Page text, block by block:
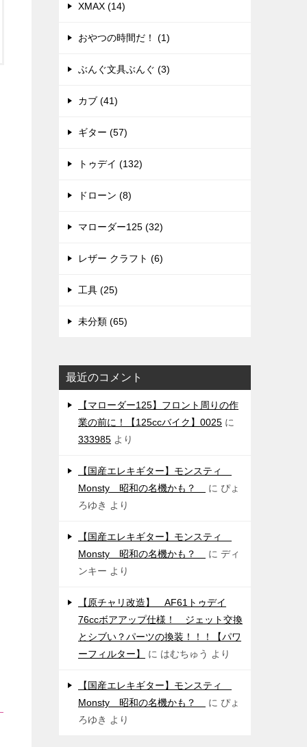
XMAX (14)
おやつの時間だ！ (1)
ぶんぐ文具ぶんぐ (3)
カブ (41)
ギター (57)
トゥデイ (132)
ドローン (8)
マローダー125 (32)
レザー クラフト (6)
工具 (25)
未分類 (65)
最近のコメント
【マローダー125】フロント周りの作
業の前に！【125ccバイク】0025 に
333985 より
【国産エレキギター】モンスティ
Monsty 昭和の名機かも？
に ぴょ
ろゆき より
【国産エレキギター】モンスティ
Monsty 昭和の名機かも？
に ディ
ンキー より
【原チャリ改造】 AF61トゥデイ
76ccボアアップ仕様！ ジェット交換
とシブい？パーツの換装！！！【パワ
ーフィルター】
に はむちゅう より
【国産エレキギター】モンスティ
Monsty 昭和の名機かも？
に ぴょ
ろゆき より